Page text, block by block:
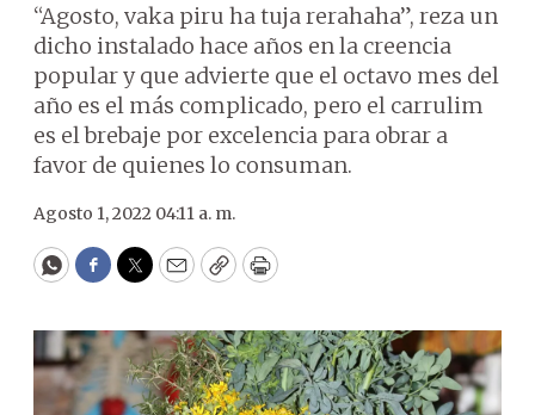
“Agosto, vaka piru ha tuja rerahaha”, reza un
dicho instalado hace años en la creencia
popular y que advierte que el octavo mes del
año es el más complicado, pero el carrulim
es el brebaje por excelencia para obrar a
favor de quienes lo consuman.
Agosto 1, 2022 04:11 a. m.
WhatsApp
Facebook
Twitter
EmailCopyPrint